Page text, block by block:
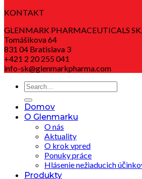
KONTAKT
GLENMARK PHARMACEUTICALS SK,
Tomášikova 64
831 04 Bratislava 3
+421 2 20 255 041
info-sk@glenmarkpharma.com
Domov
O Glenmarku
O nás
Aktuality
O krok vpred
Ponuky práce
Hlásenie nežiaducich
Produkty